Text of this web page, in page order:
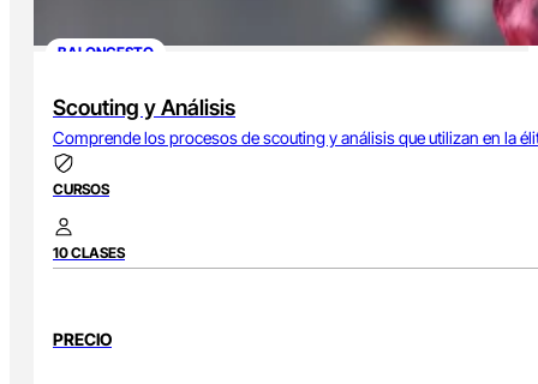
BALONCESTO
Scouting y Análisis
Comprende los procesos de scouting y análisis que utilizan en la
CURSOS
10 CLASES
PRECIO